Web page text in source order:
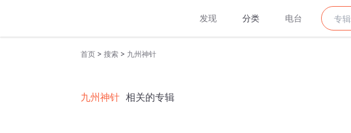
发现 分类 电台
首页 > 搜索 > 九州神针
九州神针 相关的专辑